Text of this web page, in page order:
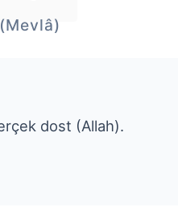
(Mevlâ)
dost (Allah).